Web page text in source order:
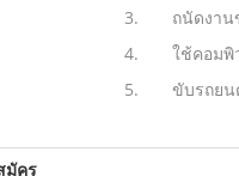
3. ถนัดงานขา
4. ใช้คอมพิว
5. ขับรถยนต์
มัคร